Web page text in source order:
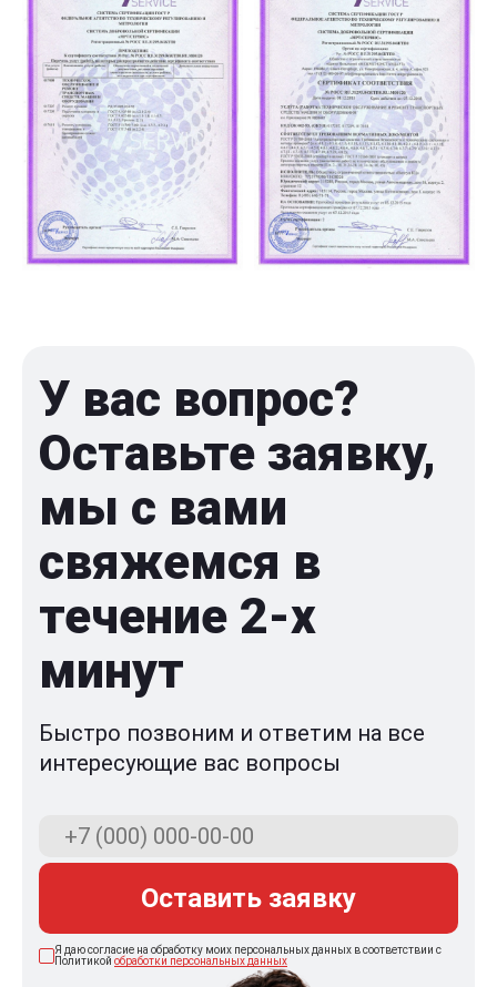
У вас вопрос?
Оставьте заявку,
мы с вами
свяжемся в
течение 2-x
минут
Быстро позвоним и ответим на все
интересующие вас вопросы
Оставить заявку
Я даю согласие на обработку моих персональных данных в соответствии с
Политикой обработки персональных данных